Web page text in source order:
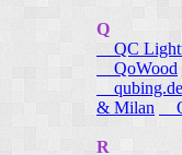
Q
QC
QoWood
qubing.de
& Milan
R